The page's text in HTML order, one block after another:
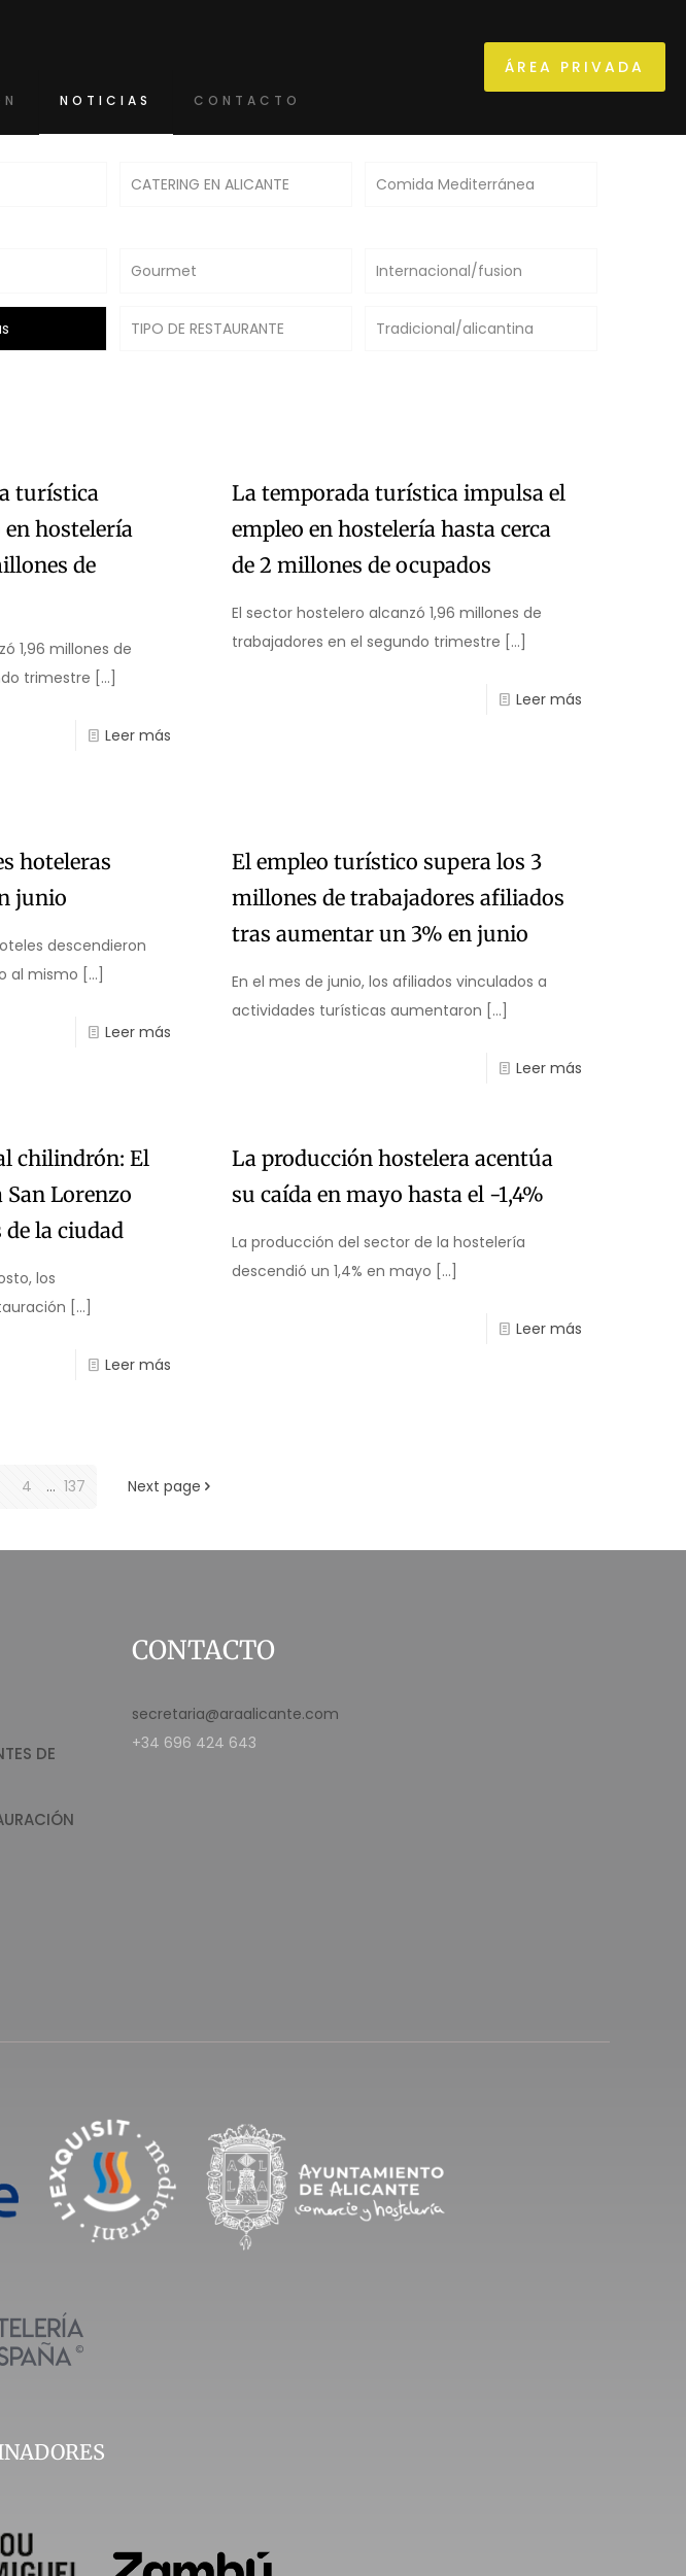
NOTICIAS CONTACTO
ÁREA PRIVADA
CATERING EN ALICANTE Comida Mediterránea
Gourmet Internacional/fusion
TIPO DE RESTAURANTE Tradicional/alicantina
turística
hostelería
de
1,96 millones de
trimestre […]
Leer más
La temporada turística impulsa el
empleo en hostelería hasta cerca
de 2 millones de ocupados
El sector hostelero alcanzó 1,96 millones de
trabajadores en el segundo trimestre […]
Leer más
hoteleras
junio
descendieron
al mismo […]
Leer más
El empleo turístico supera los 3
millones de trabajadores afiliados
tras aumentar un 3% en junio
En el mes de junio, los afiliados vinculados a
actividades turísticas aumentaron […]
Leer más
chilindrón: El
San Lorenzo
de la ciudad
los
[…]
Leer más
La producción hostelera acentúa
su caída en mayo hasta el -1,4%
La producción del sector de la hostelería
descendió un 1,4% en mayo […]
Leer más
4 ... 137 Next page
DE
CONTACTO
secretaria@araalicante.com
+34 696 424 643